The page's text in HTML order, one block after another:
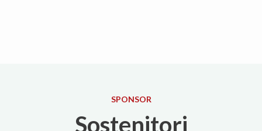
SPONSOR
Sostenitori